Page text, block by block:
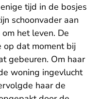
tijd in de bosjes
schoonvader aan
het leven. De
op dat moment bij
gebeuren. Om haar
woning ingevlucht
haar de